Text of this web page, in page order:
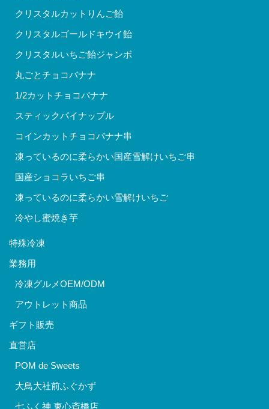
クリスタルカットりんご飴
クリスタルゴールドキウイ飴
クリスタルいちご飴ジャンボ
丸ごとチョコバナナ
1/2カットチョコバナナ
スティックパイナップル
コインカットチョコバナナ串
凍っているのに柔らかい国産雪解けいちご串
国産ショコラいちご串
凍っているのに柔らかい雪解けいちご
冷やし蜜焼き芋
特殊冷凍
業務用
冷凍グルメOEM/ODM
アウトレット商品
ギフト販売
直営店
POM de Sweets
大鳥大社前ふぐかず
七ふく神 東心斎橋店